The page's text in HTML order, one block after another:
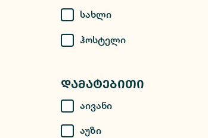
Სახლი
Ჰოსტელი
Დამატებითი
Აივანი
Აუზი